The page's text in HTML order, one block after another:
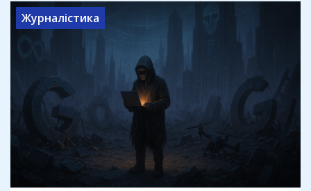
Журналістика